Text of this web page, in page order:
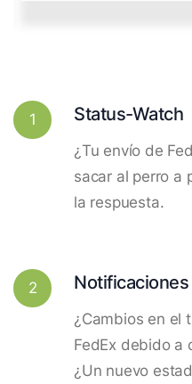
1 Status-Watch
¿Tu envío de
sacar al perro a
la respuesta.
2 Notificaciones
¿Cambios en el
FedEx debido a
¿Un nuevo